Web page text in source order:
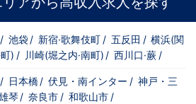
/ 池袋 / 新宿·歌舞伎町 / 五反田 / 横浜(関
) / 川崎(堀之内·南町) / 西川口·蕨 /
/ 日本橋 / 伏見・南インター / 神戸・三
琴 / 奈良市 / 和歌山市 /